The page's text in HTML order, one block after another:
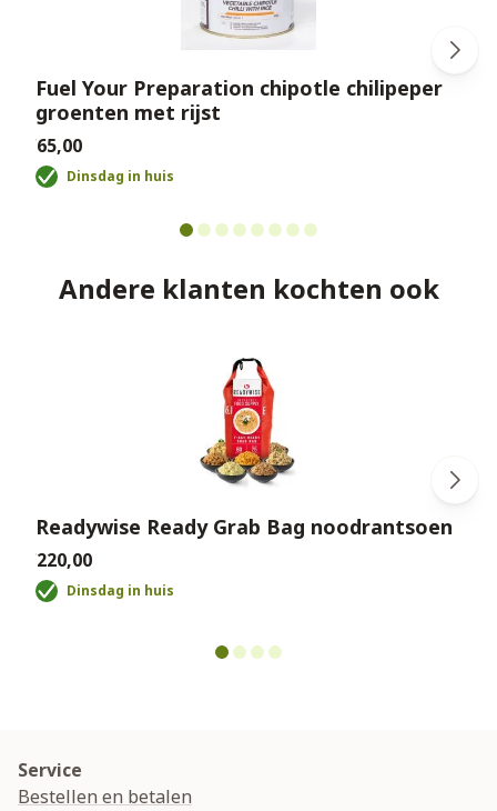
Fuel Your Preparation chipotle chilipeper
groenten met rijst
€65,00
Dinsdag in huis
Andere klanten kochten ook
Readywise Ready Grab Bag noodrantsoen
€220,00
Dinsdag in huis
Service
Bestellen en betalen